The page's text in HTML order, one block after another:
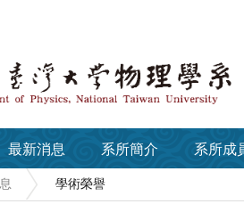
最新消息 系所簡介 系所成
學術榮譽